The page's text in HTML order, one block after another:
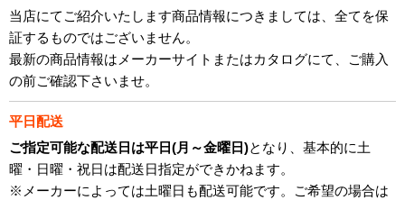
当店にてご紹介いたします商品情報につきましては、全てを保
証するものではございません。
最新の商品情報はメーカーサイトまたはカタログにて、ご購入
の前ご確認下さいませ。
平日配送
ご指定可能な配送日は平日(月～金曜日)となり、基本的に土
曜・日曜・祝日は配送日指定ができかねます。
※メーカーによっては土曜日も配送可能です。ご希望の場合は